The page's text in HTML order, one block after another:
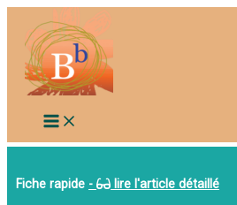
contenu
Fiche rapide - lire l'article détaillé